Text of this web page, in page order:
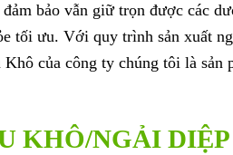
bảo vẫn giữ trọn được các
tối ưu. Với quy trình sản xuất
của công ty chúng tôi là sản
KHÔ/NGẢI